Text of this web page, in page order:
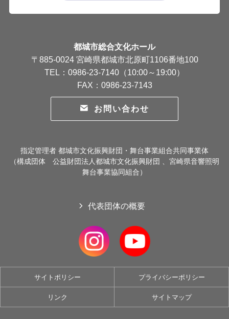
都城市総合文化ホール
〒885-0024 宮崎県都城市北原町1106番地100
TEL：0986-23-7140（10:00～19:00）
FAX：0986-23-7143
お問い合わせ
指定管理者 都城市文化振興財団・舞台事業組合共同事業体
（構成団体 公益財団法人都城市文化振興財団 、宮崎県音響照明
舞台事業協同組合）
代表団体の概要
サイトポリシー プライバシーポリシー
リンク サイトマップ